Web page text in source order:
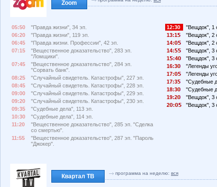
Zoom
05:50
"Правда жизни", 34 эп.
06:20
"Правда жизни", 119 эп.
06:45
"Правда жизни. Профессии", 42 эп.
07:15
"Вещественное доказательство", 283 эп.
"Ломщики".
07:45
"Вещественное доказательство", 284 эп.
"Сорвать банк".
08:25
"Случайный свидетель. Катастрофы", 227 эп.
08:45
"Случайный свидетель. Катастрофы", 228 эп.
09:00
"Случайный свидетель. Катастрофы", 229 эп.
09:20
"Случайный свидетель. Катастрофы", 230 эп.
09:35
"Судебные дела", 113 эп.
10:30
"Судебные дела", 114 эп.
11:20
"Вещественное доказательство", 285 эп. "Сделка
со смертью".
11:55
"Вещественное доказательство", 287 эп. "Пароль
"Джокер".
12:30
"Вещдок", 1
13:1
"Вещдок", 2
14:
"Вещдок", 2
14:
"Вещдок", 3
1
:4
"Вещдок", 3
16:3
"Легенды
17:
"Легенды
17:3
"Судебные
18:3
"Судебные
19:2
"Вещдок", 3
2
: "Вещдок", 3
Квартал ТВ программа на неделю: вся